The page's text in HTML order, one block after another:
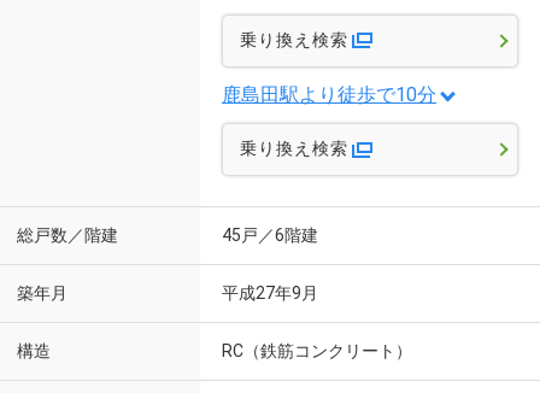
乗り換え検索
鹿島田駅より徒歩で10分
乗り換え検索
総戸数／階建 45戸／6階建
築年月 平成27年9月
構造 RC（鉄筋コンクリート）